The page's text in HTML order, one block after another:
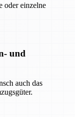
oder einzelne
und
auch das